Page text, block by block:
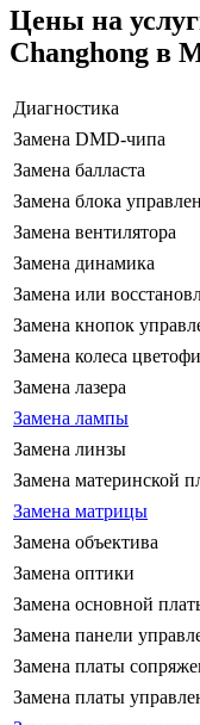
Цены на
Changhong в
Диагностика
Замена DMD-чипа
Замена балласта
Замена блока
Замена вентилятора
Замена динамика
Замена или
Замена кнопок
Замена колеса
Замена лазера
Замена лампы
Замена линзы
Замена материнской
Замена матрицы
Замена объектива
Замена оптики
Замена основной
Замена панели
Замена платы
Замена платы